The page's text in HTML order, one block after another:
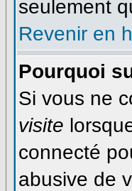
seulement
Revenir en
Pourquoi
Si vous ne
visite
connecté
abusive de